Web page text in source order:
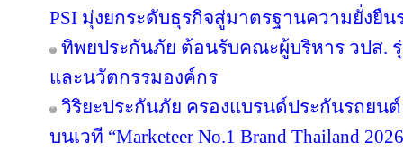
PSI มุ่งยกระดับธุรกิจสู่มาตรฐานความยั่งยืน
ทิพยประกันภัย ต้อนรับคณะผู้บริหาร วปส.
และนวัตกรรมองค์กร
วิริยะประกันภัย ครองแบรนด์ประกันรถยน
บนเวที “Marketeer No.1 Brand Thailand